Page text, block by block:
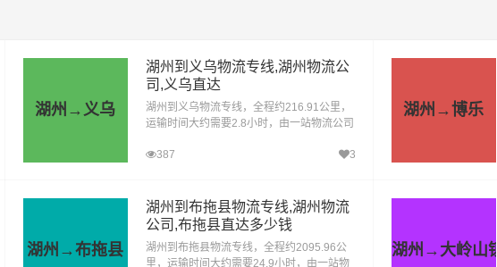
湖州→义乌
湖州到义乌物流专线,湖州物流公
司,义乌直达
湖州到义乌物流专线，全程约216.91公里，
运输时间大约需要2.8小时，由一站物流公司
义乌(全境)，为企业、工厂、贸易商以及个
387 3
湖州→博乐
湖州→布拖县
湖州到布拖县物流专线,湖州物流
公司,布拖县直达多少钱
湖州到布拖县物流专线，全程约2095.96公
里，运输时间大约需要24.9小时，由一站物
湖州→大岭山镇